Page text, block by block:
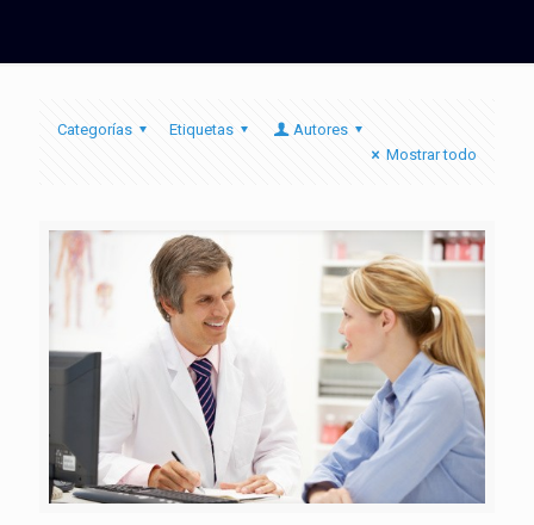
Categorías Etiquetas
Autores
Mostrar todo